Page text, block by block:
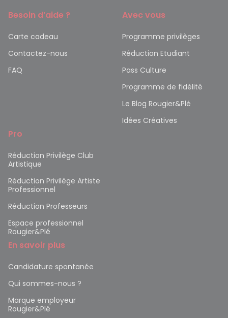
Besoin d’aide ?
Carte cadeau
Contactez-nous
FAQ
Avec vous
Programme privilèges
Réduction Etudiant
Pass Culture
Programme de fidélité
Le Blog Rougier&Plé
Idées Créatives
Pro
Réduction Privilège Club
Artistique
Réduction Privilège Artiste
Professionnel
Réduction Professeurs
Espace professionnel
Rougier&Plé
En savoir plus
Candidature spontanée
Qui sommes-nous ?
Marque employeur
Rougier&Plé